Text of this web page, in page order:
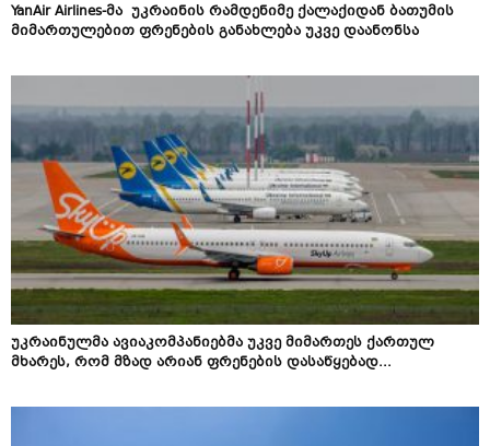
YanAir Airlines-მა უკრაინის რამდენიმე ქალაქიდან ბათუმის
მიმართულებით ფრენების განახლება უკვე დაანონსა
უკრაინულმა ავიაკომპანიებმა უკვე მიმართეს ქართულ
მხარეს, რომ მზად არიან ფრენების დასაწყებად...